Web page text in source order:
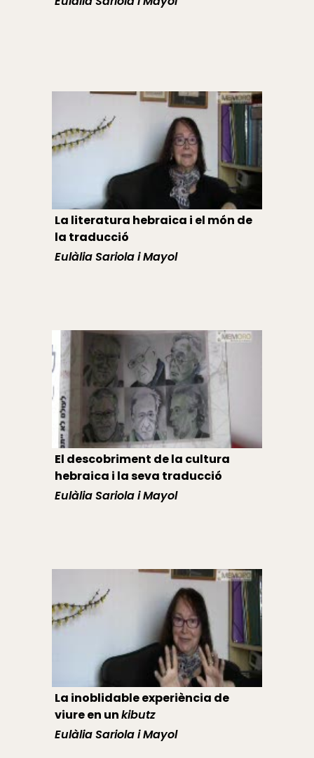
La literatura hebraica i el món de
la traducció
Eulàlia Sariola i Mayol
El descobriment de la cultura
hebraica i la seva traducció
Eulàlia Sariola i Mayol
La inoblidable experiència de
viure en unkibutz
Eulàlia Sariola i Mayol